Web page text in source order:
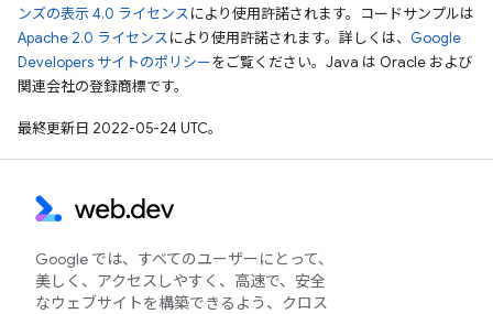
ンズの表示 4.0 ライセンスにより使用許諾されます。コードサンプルは
Apache 2.0 ライセンスにより使用許諾されます。詳しくは、 Google
Developers サイトのポリシーをご覧ください。Java は Oracle および
関連会社の登録商標です。
最終更新日 2022-05-24 UTC。
Google では、すべてのユーザーにとって、
美しく、アクセスしやすく、高速で、安全
なウェブサイトを構築できるよう、クロス